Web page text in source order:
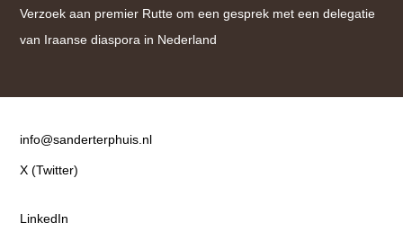
Verzoek aan premier Rutte om een gesprek met een delegatie
van Iraanse diaspora in Nederland
Contact
info@sanderterphuis.nl
X (Twitter)
LinkedIn